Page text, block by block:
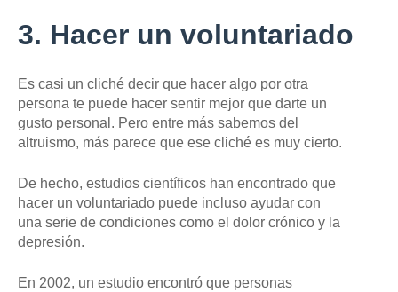
E
L
M
A
G
E
N
e
f
o
,
3. Hacer un voluntariado
Es casi un cliché decir que hacer algo por otra
persona te puede hacer sentir mejor que darte un
gusto personal. Pero entre más sabemos del
altruismo, más parece que ese cliché es muy cierto.
De hecho, estudios científicos han encontrado que
hacer un voluntariado puede incluso ayudar con
una serie de condiciones como el dolor crónico y la
depresión.
En 2002, un estudio encontró que personas